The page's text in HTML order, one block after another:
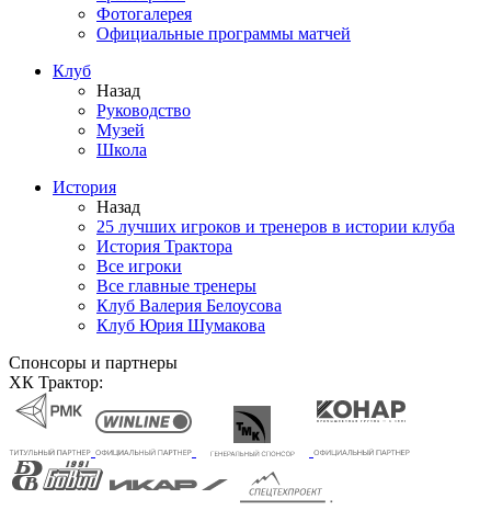
Фотогалерея
Официальные программы матчей
Клуб
Назад
Руководство
Музей
Школа
История
Назад
25 лучших игроков и тренеров в истории клуба
История Трактора
Все игроки
Все главные тренеры
Клуб Валерия Белоусова
Клуб Юрия Шумакова
Спонсоры и партнеры
ХК Трактор: